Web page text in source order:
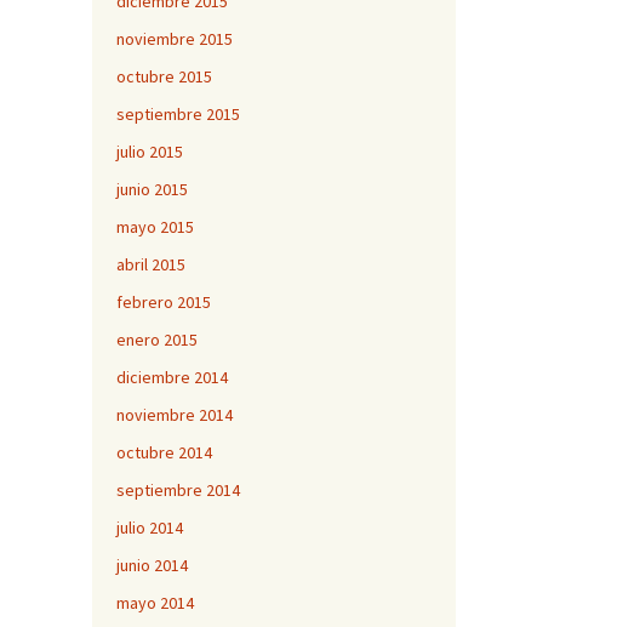
noviembre 2015
octubre 2015
septiembre 2015
julio 2015
junio 2015
mayo 2015
abril 2015
febrero 2015
enero 2015
diciembre 2014
noviembre 2014
octubre 2014
septiembre 2014
julio 2014
junio 2014
mayo 2014